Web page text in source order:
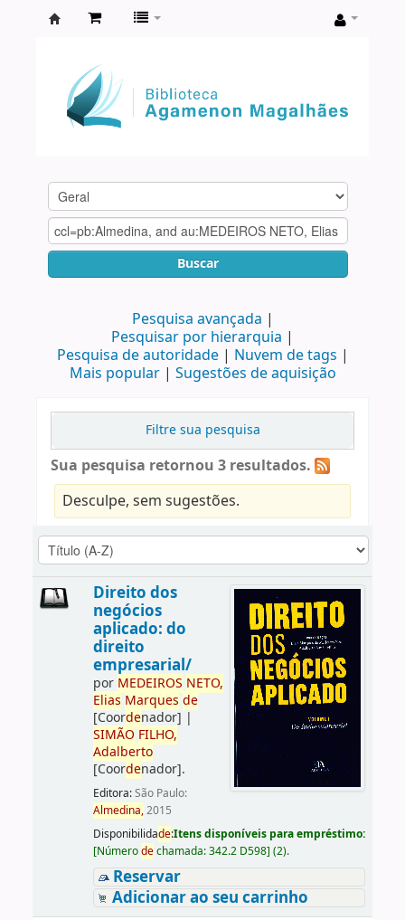
Agamenon
Magalhães
Buscar
Pesquisa avançada
Pesquisar por hierarquia
Pesquisa de autoridade
Nuvem de tags
Mais popular
Sugestões de aquisição
Filtre sua pesquisa
Sua pesquisa retornou 3 resultados.
Desculpe, sem sugestões.
Direito dos
negócios
aplicado: do
direito
empresarial/
por MEDEIROS NETO,
Elias Marques de
[Coordenador] |
SIMÃO FILHO,
Adalberto
[Coordenador].
Editora:São Paulo:
Almedina,2015
Disponibilidade:Itens disponíveis para empréstimo:
[Númerodechamada:342.2 D598] (2).
Reservar
Adicionar ao seu carrinho